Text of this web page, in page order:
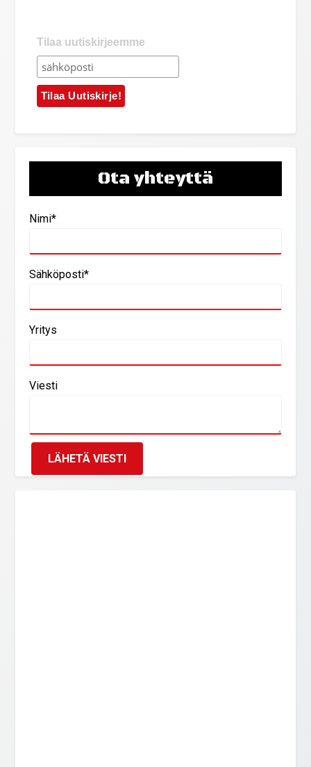
Tilaa uutiskirjeemme
Ota yhteyttä
Nimi*
Sähköposti*
Yritys
Viesti